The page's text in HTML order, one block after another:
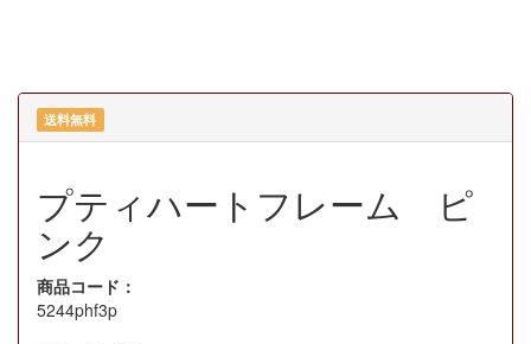
送料無料
プティハートフレーム ピ
ンク
商品コード：
5244phf3p